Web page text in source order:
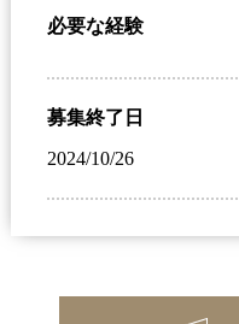
必要な経験
募集終了日
2024/10/26